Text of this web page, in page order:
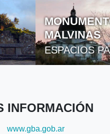
LOS
SALAMONE
OBRAS
INFORMACIÓN
www.gba.gob.ar